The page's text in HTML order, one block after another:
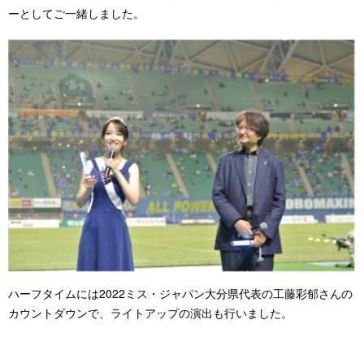
ーとしてご一緒しました。
ハーフタイムには2022ミス・ジャパン大分県代表の工藤彩郁さんの
カウントダウンで、ライトアップの演出も行いました。